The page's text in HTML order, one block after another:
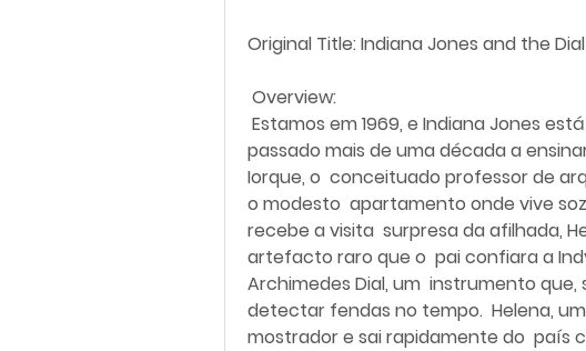
Original Title: Indiana Jones and the
Overview:
passado mais de uma década a
Iorque, o  conceituado professor de
o modesto  apartamento onde vive
recebe a visita  surpresa da afilhada,
artefacto raro que o  pai confiara a
Archimedes Dial, um  instrumento
detectar fendas no tempo.  Helena,
mostrador e sai rapidamente do  país